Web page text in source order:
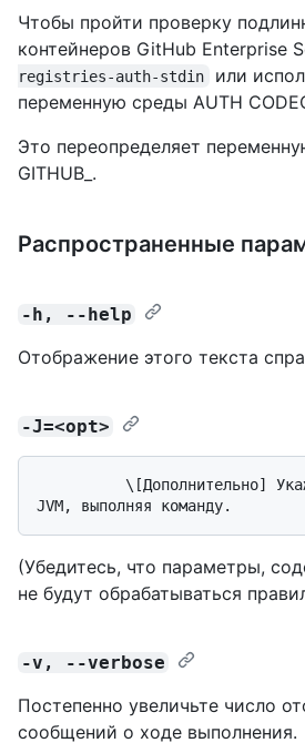
Чтобы пройти проверку
контейнеров GitHub Enterprise
registries-auth-stdin
или
переменную среды AUTH
Это переопределяет
GITHUB_.
Распространенные
-h, --help
Отображение этого текста
-J=<opt>
(Убедитесь, что параметры,
не будут обрабатываться
-v, --verbose
Постепенно увеличьте число
сообщений о ходе выполнения.